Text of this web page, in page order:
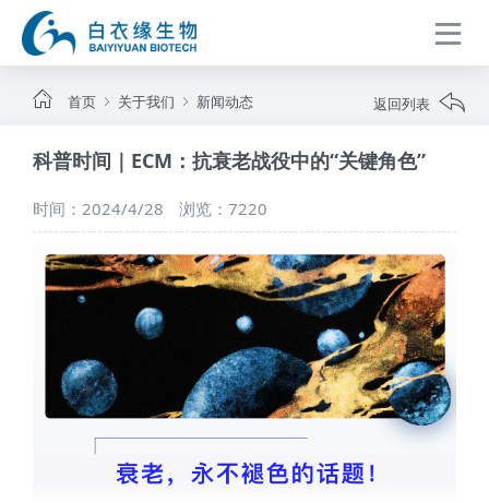
首页 关于我们 新闻动态 返回列表
科普时间｜ECM：抗衰老战役中的“关键角色”
时间：2024/4/28 浏览：7220